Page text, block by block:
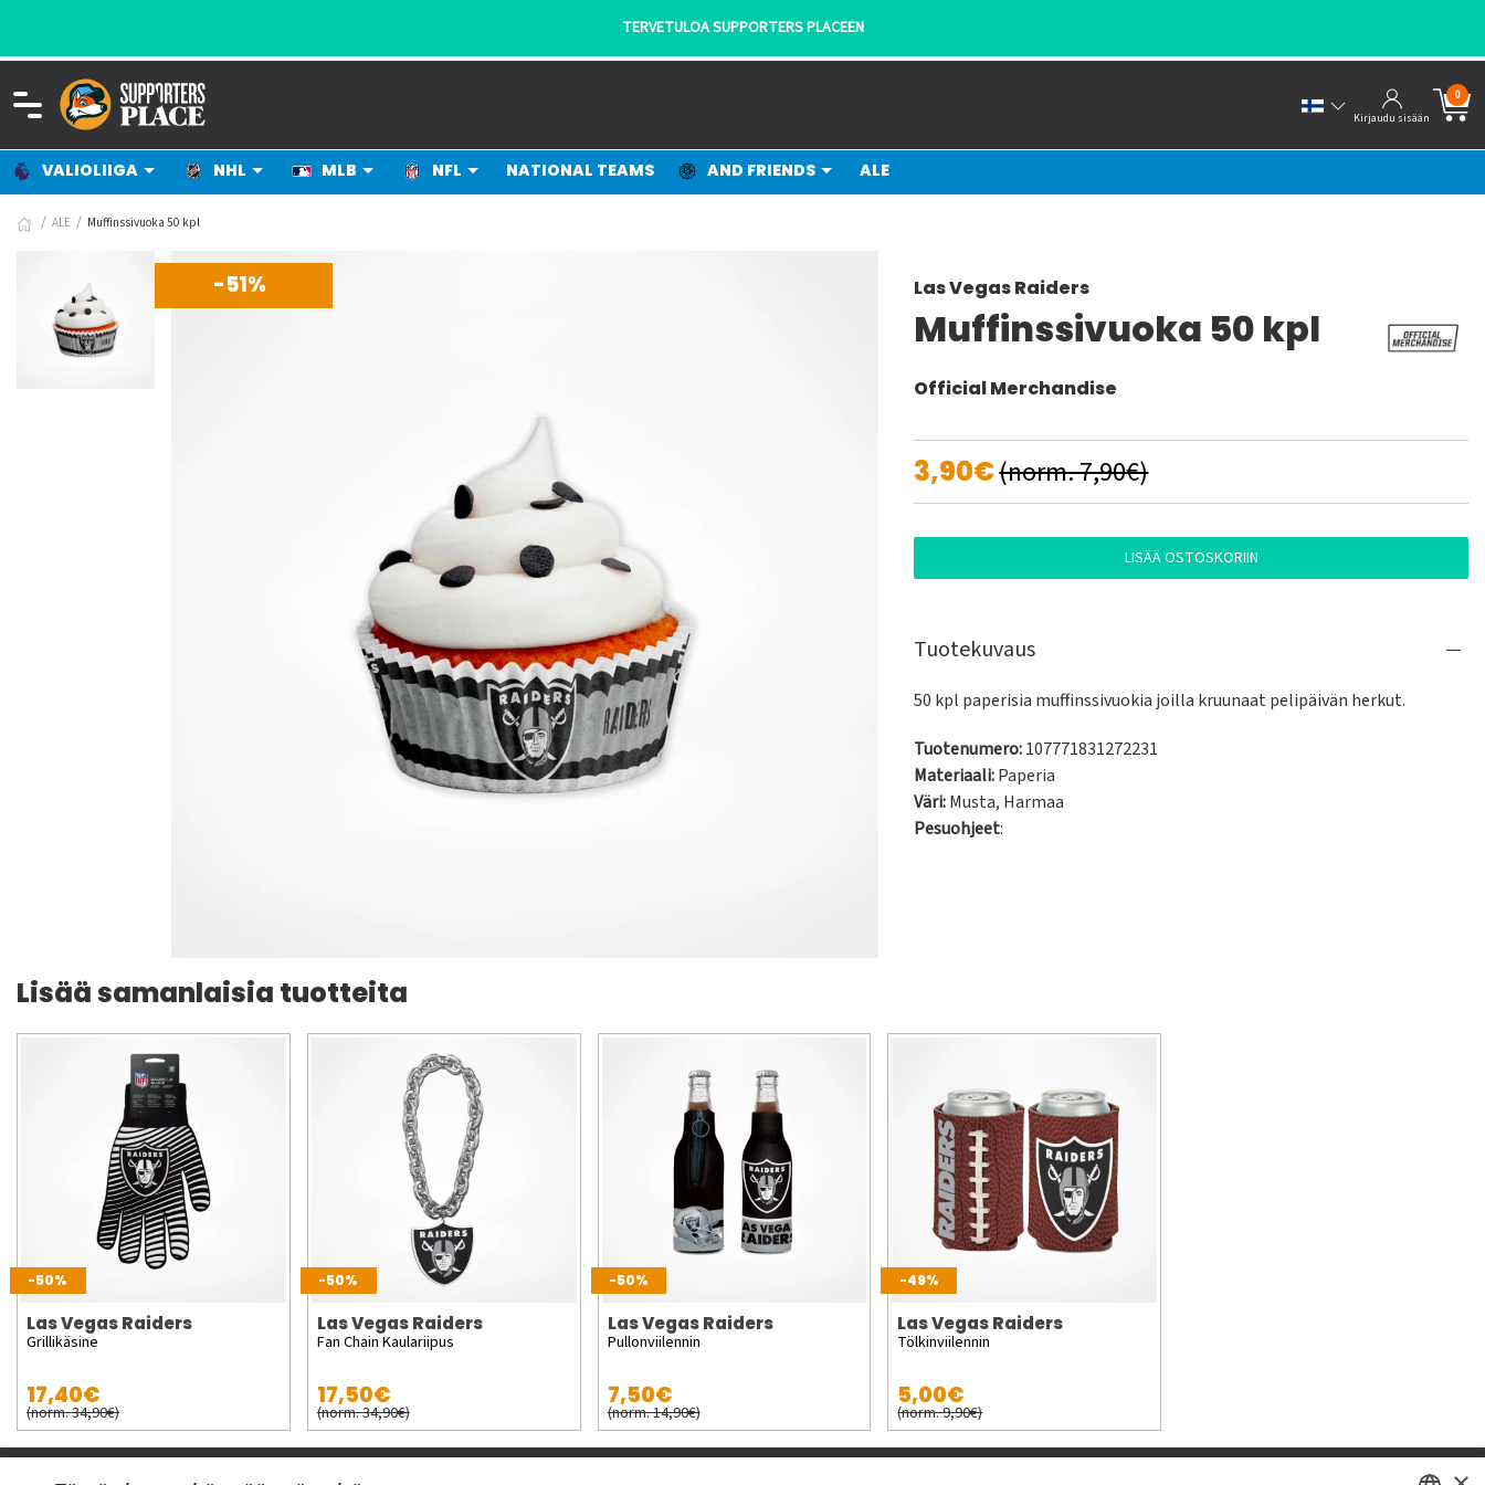
TERVETULOA SUPPORTERS PLACEEN
Kirjaudu sisään
0
VALIOLIIGA NHL MLB NFL NATIONAL TEAMS AND FRIENDS ALE
ALE Muffinssivuoka 50 kpl
-51% Las Vegas Raiders
Muffinssivuoka 50 kpl
Official Merchandise
3,90€(norm. 7,90€)
LISÄÄ OSTOSKORIIN
Tuotekuvaus
50 kpl paperisia muffinssivuokia joilla kruunaat pelipäivän herkut.
Tuotenumero:107771831272231
Materiaali:Paperia
Väri:Musta, Harmaa
Pesuohjeet:
Lisää samanlaisia tuotteita
-50%
Las Vegas Raiders
Grillikäsine
17,40€
(norm. 34,90€)
-50%
Las Vegas Raiders
Fan Chain Kaulariipus
17,50€
(norm. 34,90€)
-50%
Las Vegas Raiders
Pullonviilennin
7,50€
(norm. 14,90€)
-49%
Las Vegas Raiders
Tölkinviilennin
5,00€
(norm. 9,90€)